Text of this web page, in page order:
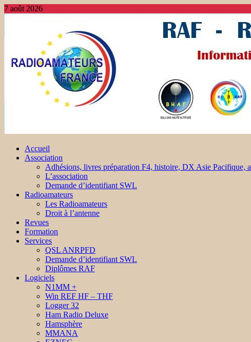
7 août 2026
Accueil
Association
Adhésions, livres préparation F4, histoire, DX Asie Pacifique,
L’association
Demande d’identifiant SWL
Radioamateurs
Les Radioamateurs
Droit à l’antenne
Revues
Formation
Services
QSL ANRPFD
Demande d’identifiant SWL
Diplômes RAF
Logiciels
N1MM +
Win REF HF – THF
Logger 32
Ham Radio Deluxe
Hamsphère
MMANA